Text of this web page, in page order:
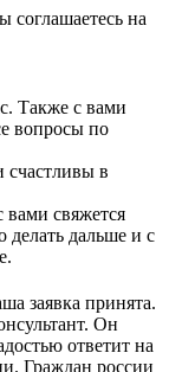
соглашаетесь на
Также с вами
вопросы по
в
свяжется
делать дальше и с
заявка принята.
Он
ответит на
Граждан россии